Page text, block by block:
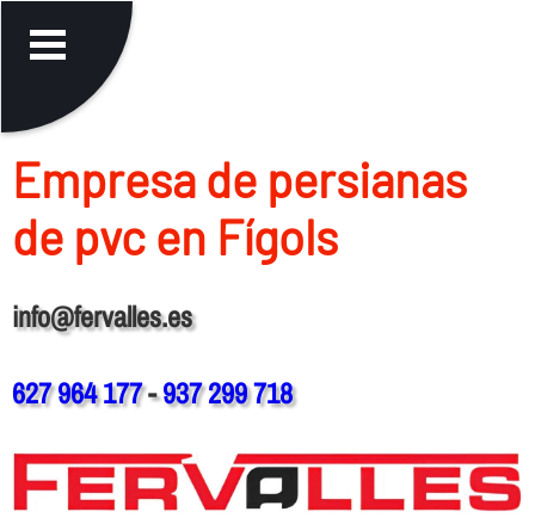
Empresa de persianas
de pvc en Fígols
info@fervalles.es
627 964 177-937 299 718